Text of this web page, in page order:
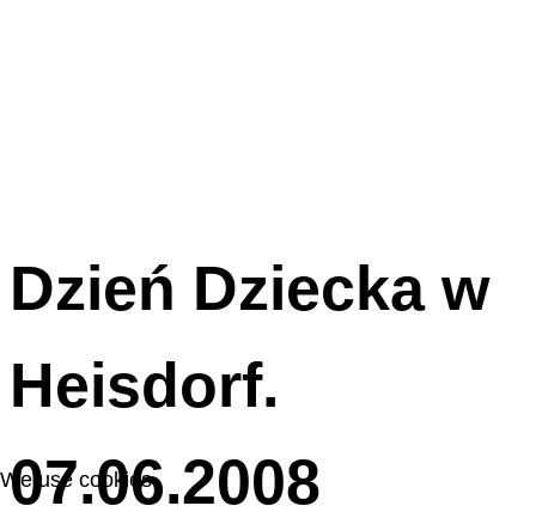
Dzień Dziecka w
Heisdorf.
07.06.2008
We use cookies